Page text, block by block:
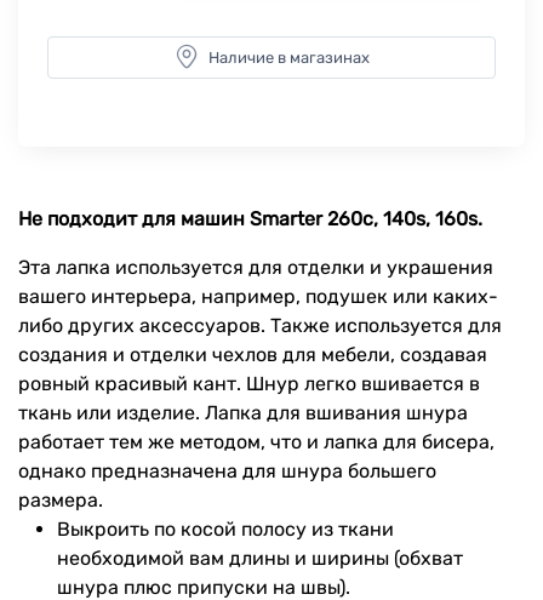
Наличие в магазинах
Не подходит для машин Smarter 260с, 140s, 160s.
Эта лапка используется для отделки и украшения
вашего интерьера, например, подушек или каких-
либо других аксессуаров. Также используется для
создания и отделки чехлов для мебели, создавая
ровный красивый кант. Шнур легко вшивается в
ткань или изделие. Лапка для вшивания шнура
работает тем же методом, что и лапка для бисера,
однако предназначена для шнура большего
размера.
Выкроить по косой полосу из ткани
необходимой вам длины и ширины (обхват
шнура плюс припуски на швы).